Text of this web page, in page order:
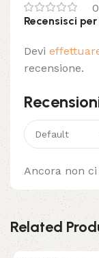
0
Ancora non
Recensisci
Devi
recensione.
Related